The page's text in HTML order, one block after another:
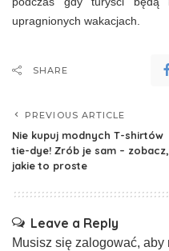
upragnionych wakacjach.
SHARE
PREVIOUS ARTICLE
Nie kupuj modnych T-shirtów
tie-dye! Zrób je sam – zobacz,
jakie to proste
Leave a Reply
Musisz się zalogować, aby